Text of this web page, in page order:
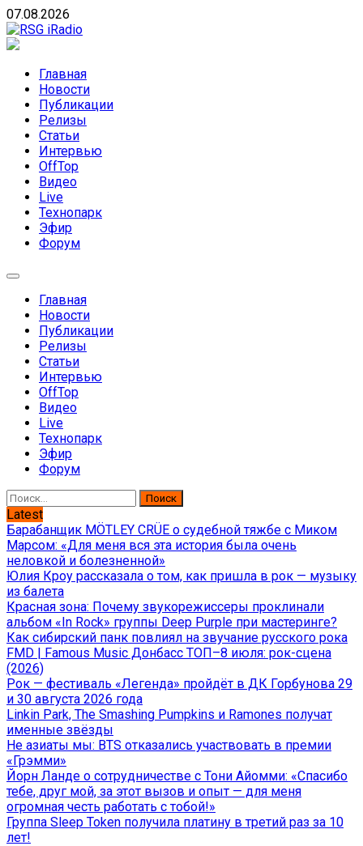
Skip
to
content
07.08.2026
направлений без возрастных ограничений
Главная
Новости
Публикации
Релизы
Статьи
Интервью
OffTop
Видео
Live
Технопарк
Эфир
Форум
Главная
Новости
Публикации
Релизы
Статьи
Интервью
OffTop
Видео
Live
Технопарк
Эфир
Форум
Найти:
Latest
Барабанщик MÖTLEY CRÜE о судебной тяжбе с Миком
Марсом: «Для меня вся эта история была очень
неловкой и болезненной»
Юлия Кроу рассказала о том, как пришла в рок — музыку
из балета
Красная зона: Почему звукорежиссеры проклинали
альбом «In Rock» группы Deep Purple при мастеринге?
Как сибирский панк повлиял на звучание русского рока
FMD | Famous Music Донбасс ТОП–8 июля: рок-сцена
(2026)
Рок — фестиваль «Легенда» пройдёт в ДК Горбунова 29
и 30 августа 2026 года
Linkin Park, The Smashing Pumpkins и Ramones получат
именные звёзды
Не азиаты мы: BTS отказались участвовать в премии
«Грэмми»
Йорн Ланде о сотрудничестве с Тони Айомми: «Спасибо
тебе, друг мой, за этот вызов и опыт — для меня
огромная честь работать с тобой!»
Группа Sleep Token получила платину в третий раз за 10
лет!